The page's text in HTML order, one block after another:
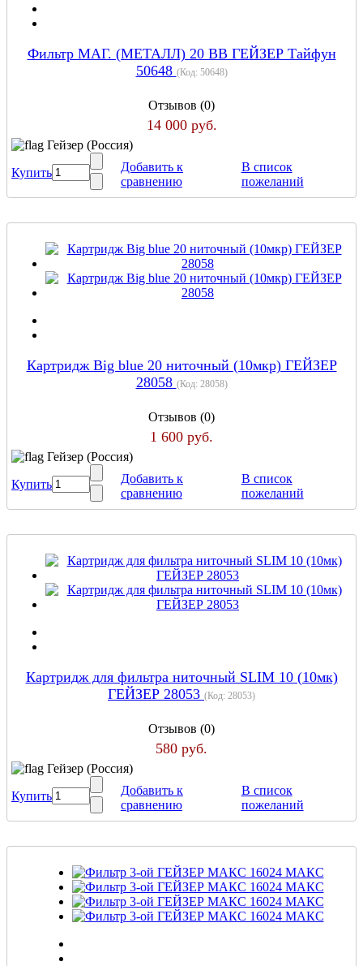
Фильтр МАГ. (МЕТАЛЛ) 20 ВВ ГЕЙЗЕР Тайфун
50648 (Код: 50648)
Отзывов (0)
14 000 руб.
Гейзер (Россия)
Купить
Добавить к
сравнению
В список
пожеланий
Картридж Big blue 20 ниточный (10мкр) ГЕЙЗЕР
28058 (Код: 28058)
Отзывов (0)
1 600 руб.
Гейзер (Россия)
Купить
Добавить к
сравнению
В список
пожеланий
Картридж для фильтра ниточный SLIM 10 (10мк)
ГЕЙЗЕР 28053 (Код: 28053)
Отзывов (0)
580 руб.
Гейзер (Россия)
Купить
Добавить к
сравнению
В список
пожеланий